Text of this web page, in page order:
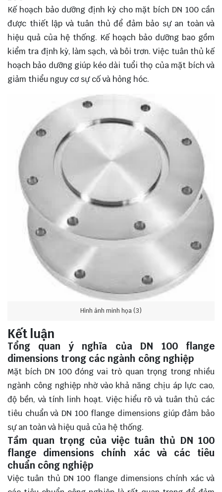
Kế hoạch bảo dưỡng định kỳ cho mặt bích DN 100 cần
được thiết lập và tuân thủ để đảm bảo sự an toàn và
hiệu quả của hệ thống. Kế hoạch bảo dưỡng bao gồm
kiểm tra định kỳ, làm sạch, và bôi trơn. Việc tuân thủ kế
hoạch bảo dưỡng giúp kéo dài tuổi thọ của mặt bích và
giảm thiểu nguy cơ sự cố và hỏng hóc.
Hình ảnh minh họa (3)
Kết luận
Tổng quan ý nghĩa của DN 100 flange
dimensions trong các ngành công nghiệp
Mặt bích DN 100 đóng vai trò quan trọng trong nhiều
ngành công nghiệp nhờ vào khả năng chịu áp lực cao,
độ bền, và tính linh hoạt. Việc hiểu rõ và tuân thủ các
tiêu chuẩn và DN 100 flange dimensions giúp đảm bảo
sự an toàn và hiệu quả của hệ thống.
Tầm quan trọng của việc tuân thủ DN 100
flange dimensions chính xác và các tiêu
chuẩn công nghiệp
Việc tuân thủ DN 100 flange dimensions chính xác và